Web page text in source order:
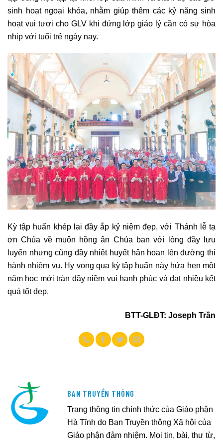
sinh hoạt ngoại khóa, nhằm giúp thêm các kỷ năng sinh
hoạt vui tươi cho GLV khi đứng lớp giáo lý cần có sự hòa
nhịp với tuổi trẻ ngày nay.
Kỳ tập huấn khép lại đầy ắp kỷ niệm đẹp, với Thánh lễ tạ
ơn Chúa về muôn hồng ân Chúa ban với lòng đầy lưu
luyến nhưng cũng đầy nhiệt huyết hân hoan lên đường thi
hành nhiệm vụ. Hy vọng qua kỳ tập huấn này hứa hẹn một
năm học mới tràn đầy niềm vui hạnh phúc và đạt nhiều kết
quả tốt đẹp.
BTT-GLĐT: Joseph Trần
BAN TRUYỀN THÔNG
Trang thông tin chính thức của Giáo phận
Hà Tĩnh do Ban Truyền thông Xã hội của
Giáo phận đảm nhiệm. Mọi tin, bài, thư từ,